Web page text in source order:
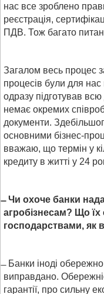
нас все зроблено
реєстрація,
ПДВ. Тож багато
Загалом весь процес
процесів були для
одразу підготував
немає окремих
документи.
основними бізнес-
вважаю, що термін у
кредиту в житті у 24
Чи охоче банки
агробізнесам? Що їх
господарствами, як
Банки іноді
виправдано.
гарантії, про сильну